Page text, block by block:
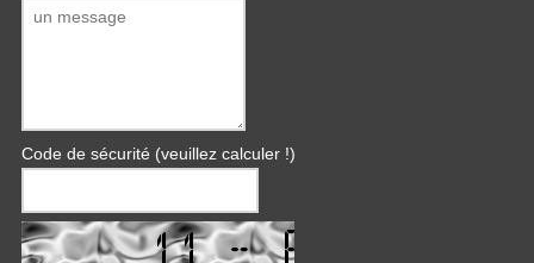
Code de sécurité (veuillez calculer !)